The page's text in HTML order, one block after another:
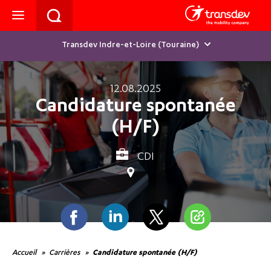
Transdev Indre-et-Loire (Touraine)
12.08.2025
Candidature spontanée
(H/F)
CDI
FacebookLinkedin Twitter Partager
Accueil Carrières Candidature spontanée (H/F)